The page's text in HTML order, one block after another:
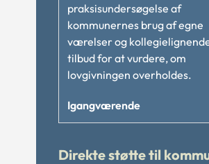
praksisundersøgelse af
kommunernes brug af egne
værelser og
tilbud for at vurdere, om
lovgivningen overholdes.
Igangværende
Direkte støtte til